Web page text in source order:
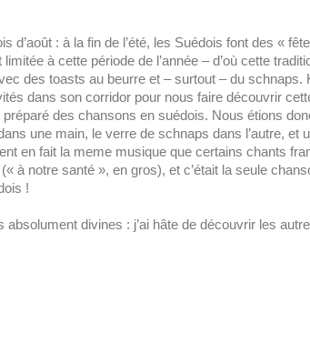
d’août : à la fin de l’été, les Suédois font des «
à cette période de l’année – d’où cette
des toasts au beurre et – surtout – du schnaps.
dans son corridor pour nous faire découvrir
des chansons en suédois. Nous étions
une main, le verre de schnaps dans l’autre, et
en fait la meme musique que certains chants
à notre santé », en gros), et c’était la seule
!
divines : j’ai hâte de découvrir les